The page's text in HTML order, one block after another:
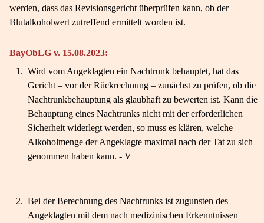
werden, dass das Revisionsgericht überprüfen kann, ob der
Blutalkoholwert zutreffend ermittelt worden ist.
BayObLG v. 15.08.2023:
1. Wird vom Angeklagten ein Nachtrunk behauptet, hat das
Gericht – vor der Rückrechnung – zunächst zu prüfen, ob die
Nachtrunkbehauptung als glaubhaft zu bewerten ist. Kann die
Behauptung eines Nachtrunks nicht mit der erforderlichen
Sicherheit widerlegt werden, so muss es klären, welche
Alkoholmenge der Angeklagte maximal nach der Tat zu sich
genommen haben kann. - V
2. Bei der Berechnung des Nachtrunks ist zugunsten des
Angeklagten mit dem nach medizinischen Erkenntnissen